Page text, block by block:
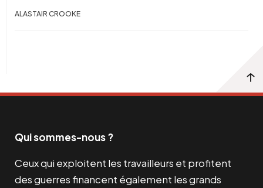
ALASTAIR CROOKE
Qui sommes-nous ?
Ceux qui exploitent les travailleurs et profitent
des guerres financent également les grands